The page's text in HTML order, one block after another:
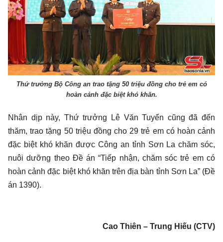
Thứ trưởng Bộ Công an trao tặng 50 triệu đồng cho trẻ em có
hoàn cảnh đặc biệt khó khăn.
Nhân dịp này, Thứ trưởng Lê Văn Tuyến cũng đã đến
thăm, trao tặng 50 triệu đồng cho 29 trẻ em có hoàn cảnh
đặc biệt khó khăn được Công an tỉnh Sơn La chăm sóc,
nuôi dưỡng theo Đề án “Tiếp nhận, chăm sóc trẻ em có
hoàn cảnh đặc biệt khó khăn trên địa bàn tỉnh Sơn La” (Đề
án 1390).
Cao Thiên – Trung Hiếu (CTV)